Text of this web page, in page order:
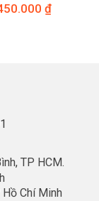
gốc
₫Giá
TP HCM.
Chí Minh